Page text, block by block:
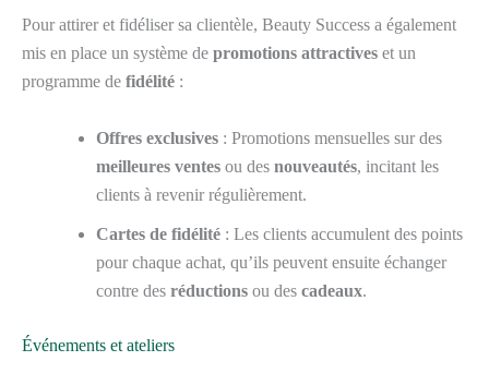
Pour attirer et fidéliser sa clientèle, Beauty Success a également
mis en place un système de promotions attractives et un
programme de fidélité :
Offres exclusives : Promotions mensuelles sur des
meilleures ventes ou des nouveautés, incitant les
clients à revenir régulièrement.
Cartes de fidélité : Les clients accumulent des points
pour chaque achat, qu’ils peuvent ensuite échanger
contre des réductions ou des cadeaux.
Événements et ateliers